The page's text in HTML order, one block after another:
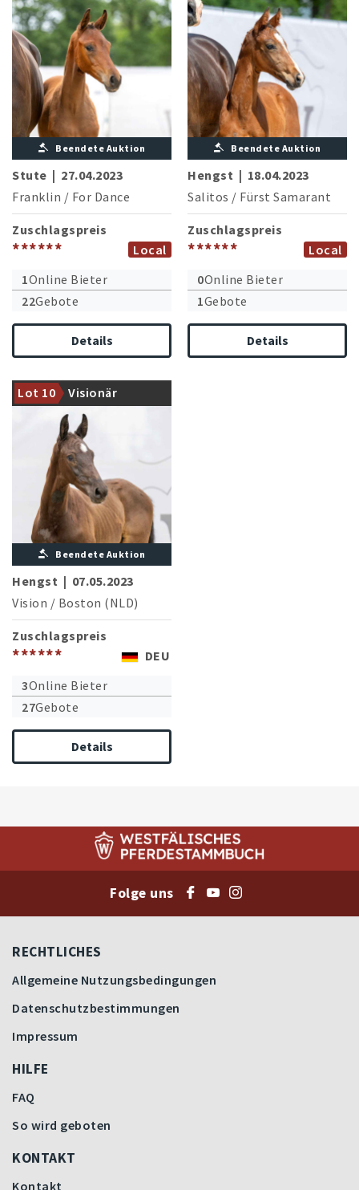
Beendete Auktion
Stute | 27.04.2023
Franklin / For Dance
Zuschlagspreis
******
Local
1Online Bieter
22Gebote
Details
Beendete Auktion
Hengst | 18.04.2023
Salitos / Fürst Samarant
Zuschlagspreis
******
Local
0Online Bieter
1Gebote
Details
Lot 10 Visionär
Schwungvoll auftretendes
Hengstfohlen aus dem ersten
Jahrgang des Vision
Beendete Auktion
Hengst | 07.05.2023
Vision / Boston (NLD)
Zuschlagspreis
******
DEU
3Online Bieter
27Gebote
Details
Folge uns
RECHTLICHES
Allgemeine Nutzungsbedingungen
Datenschutzbestimmungen
Impressum
HILFE
FAQ
So wird geboten
KONTAKT
Kontakt